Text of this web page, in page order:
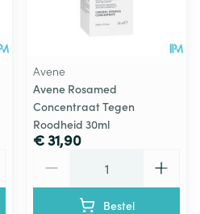
Avene
Avene Rosamed
Concentraat Tegen
Roodheid 30ml
€ 31,90
Bestel